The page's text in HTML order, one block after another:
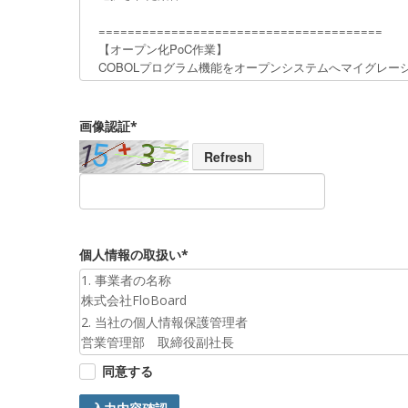
画像認証*
Refresh
個人情報の取扱い*
1. 事業者の名称
株式会社FloBoard
2. 当社の個人情報保護管理者
営業管理部 取締役副社長
3. 個人情報の利用目的
お預かりした個人情報は、お問合せへの対応のために利
同意する